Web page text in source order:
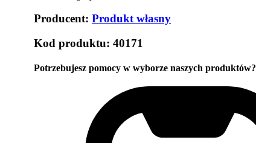
Producent: Produkt własny
Kod produktu: 40171
Potrzebujesz pomocy w wyborze naszych produktów?